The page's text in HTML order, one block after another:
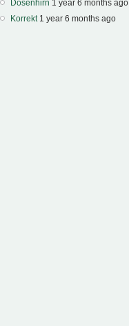
Dosenhirn 1 year 6 months ago
Korrekt 1 year 6 months ago